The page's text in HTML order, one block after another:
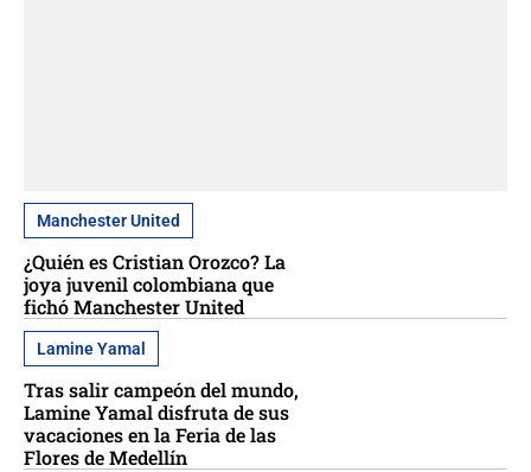
Manchester United
¿Quién es Cristian Orozco? La
joya juvenil colombiana que
fichó Manchester United
Lamine Yamal
Tras salir campeón del mundo,
Lamine Yamal disfruta de sus
vacaciones en la Feria de las
Flores de Medellín